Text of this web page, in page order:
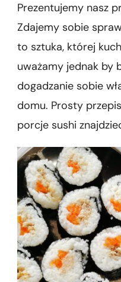
Prezentujemy nasz
Zdajemy sobie
to sztuka, której
uważamy jednak by
dogadzanie sobie
domu. Prosty
porcje sushi